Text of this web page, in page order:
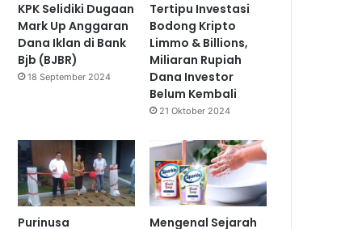
KPK Selidiki Dugaan
Mark Up Anggaran
Dana Iklan di Bank
Bjb (BJBR)
18 September 2024
Tertipu Investasi
Bodong Kripto
Limmo & Billions,
Miliaran Rupiah
Dana Investor
Belum Kembali
21 Oktober 2024
Purinusa Mengenal Sejarah